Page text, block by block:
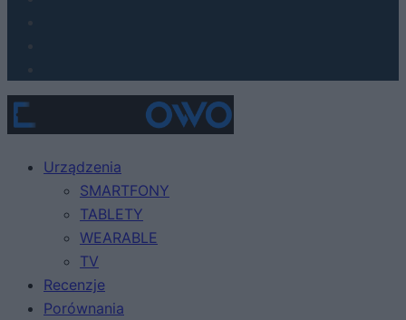
Urządzenia
SMARTFONY
TABLETY
WEARABLE
TV
Recenzje
Porównania